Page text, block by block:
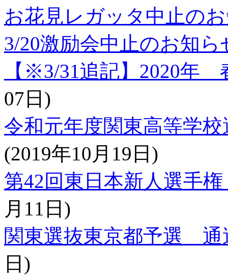
お花見レガッタ中止の
3/20激励会中止のお知ら
【※3/31追記】2020年
07日)
令和元年度関東高等学
(2019年10月19日)
第42回東日本新人選手
月11日)
関東選抜東京都予選 通
日)